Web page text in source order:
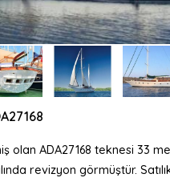
olan ADA27168 teknesi 33
revizyon görmüştür.